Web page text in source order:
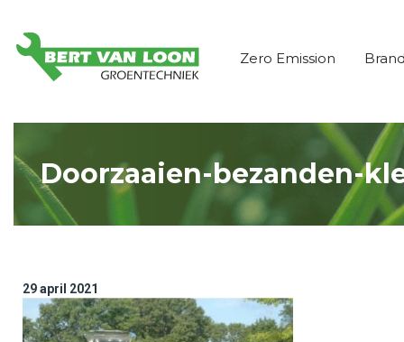
Zero Emission
Doorzaaien-bezanden-
29 april 2021